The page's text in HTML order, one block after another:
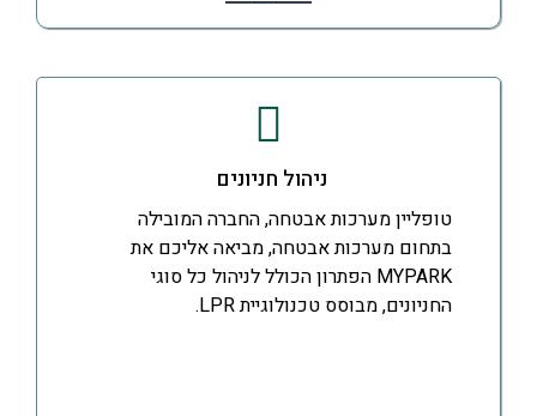
ניהול חניונים
טופליין מערכות אבטחה, החברה המובילה
בתחום מערכות אבטחה, מביאה אליכם את
MYPARK הפתרון הכולל לניהול כל סוגי
החניונים, מבוסס טכנולוגיית LPR.